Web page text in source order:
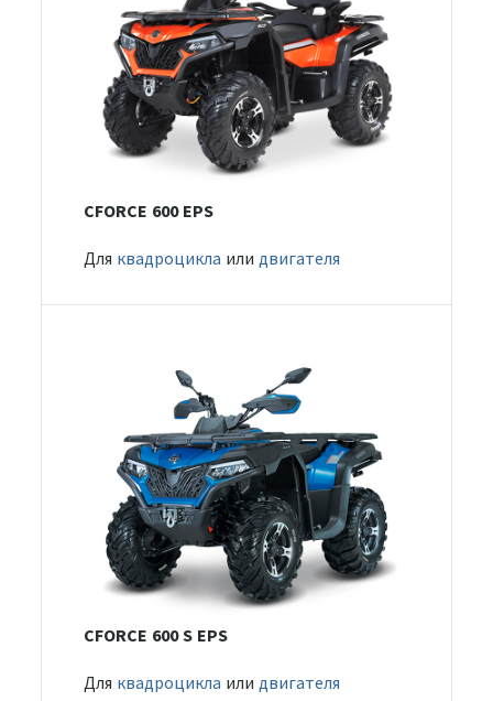
CFORCE 600 EPS
Для квадроцикла или двигателя
CFORCE 600 S EPS
Для квадроцикла или двигателя